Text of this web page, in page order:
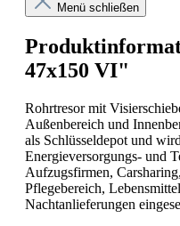
Menü schließen
47x150 VI"
Rohrtresor mit
Außenbereich und
als Schlüsseldepot und
Energieversorgungs- und
Aufzugsfirmen,
Pflegebereich,
Nachtanlieferungen